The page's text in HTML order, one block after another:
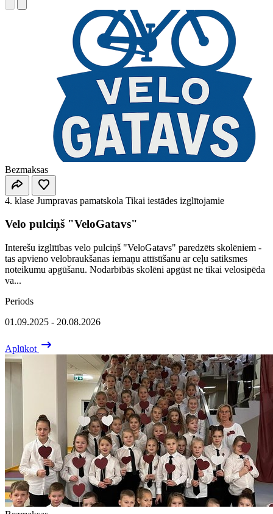
Bezmaksas
4. klase Jumpravas pamatskola Tikai iestādes izglītojamie
Velo pulciņš "VeloGatavs"
Interešu izglītības velo pulciņš "VeloGatavs" paredzēts skolēniem -
tas apvieno velobraukšanas iemaņu attīstīšanu ar ceļu satiksmes
noteikumu apgūšanu. Nodarbībās skolēni apgūst ne tikai velosipēda
va...
Periods
01.09.2025 - 20.08.2026
Aplūkot